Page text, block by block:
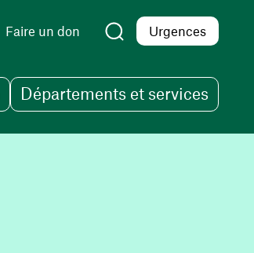
Faire un don Urgences
Départements et services